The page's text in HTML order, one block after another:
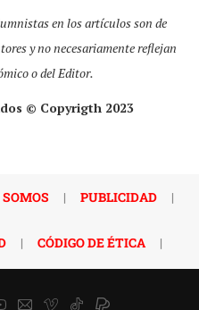
en los artículos son de
y no necesariamente reflejan
o del Editor.
© Copyrigth 2023
| PUBLICIDAD |
| CÓDIGO DE ÉTICA |